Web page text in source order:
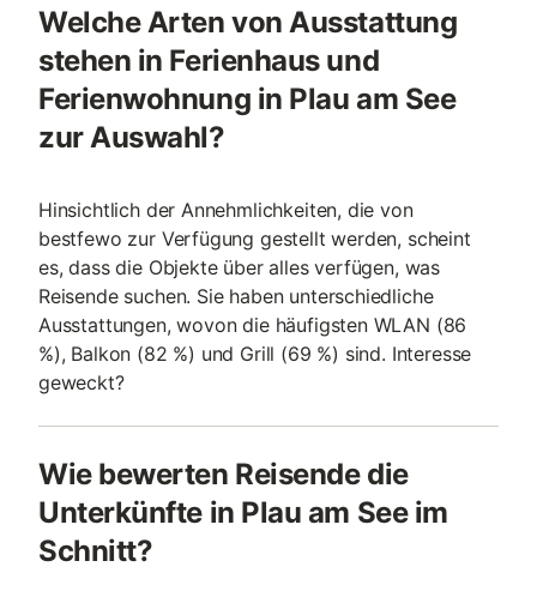
Welche Arten von Ausstattung
stehen in Ferienhaus und
Ferienwohnung in Plau am See
zur Auswahl?
Hinsichtlich der Annehmlichkeiten, die von
bestfewo zur Verfügung gestellt werden, scheint
es, dass die Objekte über alles verfügen, was
Reisende suchen. Sie haben unterschiedliche
Ausstattungen, wovon die häufigsten WLAN (86
%), Balkon (82 %) und Grill (69 %) sind. Interesse
geweckt?
Wie bewerten Reisende die
Unterkünfte in Plau am See im
Schnitt?